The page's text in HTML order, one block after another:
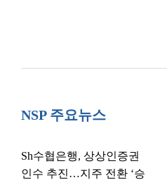
NSP 주요뉴스
Sh수협은행, 상상인증권
인수 추진…지주 전환 ‘승